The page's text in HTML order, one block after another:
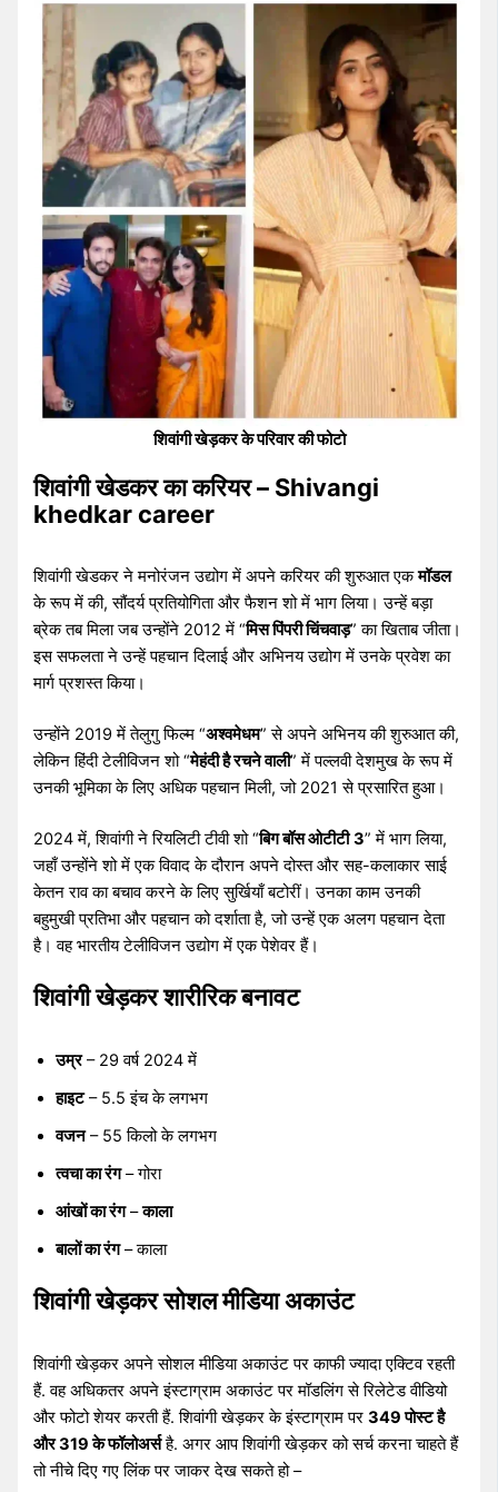
शिवांगी खेड़कर के परिवार की फोटो
शिवांगी खेडकर का करियर – Shivangi
khedkar career
शिवांगी खेडकर ने मनोरंजन उद्योग में अपने करियर की शुरुआत एकमॉडल
के रूप में की, सौंदर्य प्रतियोगिता और फैशन शो में भाग लिया। उन्हें बड़ा
ब्रेक तब मिला जब उन्होंने 2012 में “मिस पिंपरी चिंचवाड़” का खिताब जीता।
इस सफलता ने उन्हें पहचान दिलाई और अभिनय उद्योग में उनके प्रवेश का
मार्ग प्रशस्त किया।
उन्होंने 2019 में तेलुगु फिल्म “अश्वमेधम” से अपने अभिनय की शुरुआत की,
लेकिन हिंदी टेलीविजन शो “मेहंदी है रचने वाली” में पल्लवी देशमुख के रूप में
उनकी भूमिका के लिए अधिक पहचान मिली, जो 2021 से प्रसारित हुआ।
2024 में, शिवांगी ने रियलिटी टीवी शो “बिग बॉस ओटीटी 3” में भाग लिया,
जहाँ उन्होंने शो में एक विवाद के दौरान अपने दोस्त और सह-कलाकार साई
केतन राव का बचाव करने के लिए सुर्खियाँ बटोरीं। उनका काम उनकी
बहुमुखी प्रतिभा और पहचान को दर्शाता है, जो उन्हें एक अलग पहचान देता
है। वह भारतीय टेलीविजन उद्योग में एक पेशेवर हैं।
शिवांगी खेड़कर शारीरिक बनावट
उम्र– 29 वर्ष 2024 में
हाइट– 5.5 इंच के लगभग
वजन– 55 किलो के लगभग
त्वचा का रंग– गोरा
आंखों का रंग–काला
बालों का रंग– काला
शिवांगी खेड़कर सोशल मीडिया अकाउंट
शिवांगी खेड़कर अपने सोशल मीडिया अकाउंट पर काफी ज्यादा एक्टिव रहती
हैं. वह अधिकतर अपने इंस्टाग्राम अकाउंट पर मॉडलिंग से रिलेटेड वीडियो
और फोटो शेयर करती हैं. शिवांगी खेड़कर के इंस्टाग्राम पर349 पोस्ट है
और 319 के फॉलोअर्सहै. अगर आप शिवांगी खेड़कर को सर्च करना चाहते हैं
तो नीचे दिए गए लिंक पर जाकर देख सकते हो –